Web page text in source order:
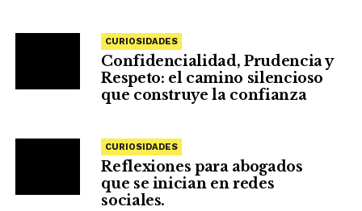
CURIOSIDADES
Confidencialidad, Prudencia y
Respeto: el camino silencioso
que construye la confianza
CURIOSIDADES
Reflexiones para abogados
que se inician en redes
sociales.